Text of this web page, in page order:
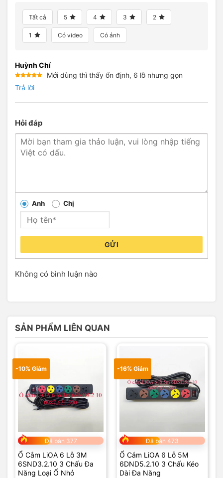
Tất cả 5 4 3 2
1 Có video Có ảnh
Huỳnh Chí
Được xếp
hạng55
Mới dùng thì thấy ổn định, 6 lỗ nhưng gọn
Trả lời
Hỏi đáp
Anh Chị
GỬI
Không có bình luận nào
SẢN PHẨM LIÊN QUAN
-10% Giảm
Đã bán 377
Ổ Cắm LiOA 6 Lỗ 3M
6SND3.2.10 3 Chấu Đa
Năng Loại Ổ Nhỏ
-16% Giảm
Đã bán 473
Ổ Cắm LiOA 6 Lỗ 5M
6DND5.2.10 3 Chấu Kéo
Dài Đa Năng